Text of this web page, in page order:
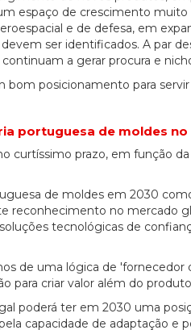
espaço de crescimento muito
e de defesa, em
ser identificados. A par
a gerar procura e
posicionamento para
portuguesa de moldes
curtíssimo prazo, em função
de moldes em 2030
reconhecimento no mercado
tecnológicas de
de uma lógica de
para criar valor além do
poderá ter em 2030 uma
capacidade de adaptação